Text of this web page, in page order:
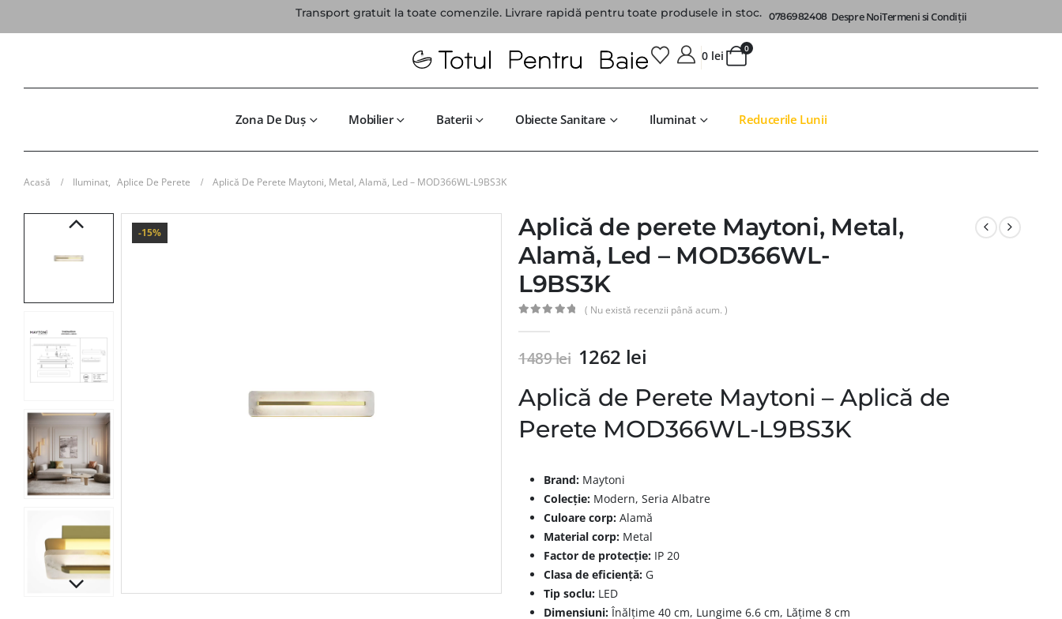
Transport gratuit la toate comenzile. Livrare rapidă pentru toate produsele in stoc. 0786982408 Despre NoiTermeni si Condiții
0
0 lei
Zona De Duș Mobilier Baterii Obiecte Sanitare Iluminat Reducerile Lunii
Acasă Iluminat, Aplice De Perete Aplică De Perete Maytoni, Metal, Alamă, Led – MOD366WL-L9BS3K
-15%
Aplică de perete Maytoni, Metal,
Alamă, Led – MOD366WL-
L9BS3K
( Nu există recenzii până acum. )
1489lei 1262 lei
Aplică de Perete Maytoni – Aplică de
Perete MOD366WL-L9BS3K
Brand: Maytoni
Colecție: Modern, Seria Albatre
Culoare corp: Alamă
Material corp: Metal
Factor de protecție: IP 20
Clasa de eficiență: G
Tip soclu: LED
Dimensiuni: Înălțime 40 cm, Lungime 6.6 cm, Lățime 8 cm